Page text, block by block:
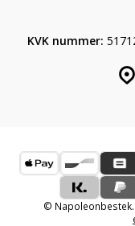
KVK nummer:
©